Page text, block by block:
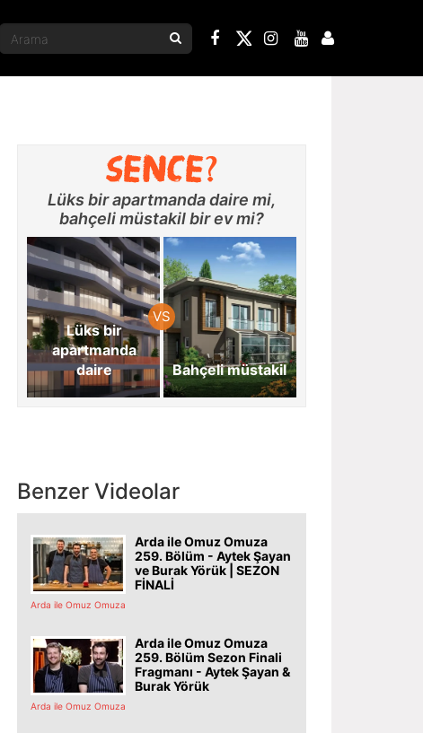
Lüks bir apartmanda daire mi,
bahçeli müstakil bir ev mi?
Lüks bir
apartmanda
daire
Bahçeli müstakil
Benzer Videolar
Arda ile Omuz Omuza
259. Bölüm - Aytek Şayan
ve Burak Yörük | SEZON
FİNALİ
Arda ile Omuz Omuza
Arda ile Omuz Omuza
259. Bölüm Sezon Finali
Fragmanı - Aytek Şayan &
Burak Yörük
Arda ile Omuz Omuza